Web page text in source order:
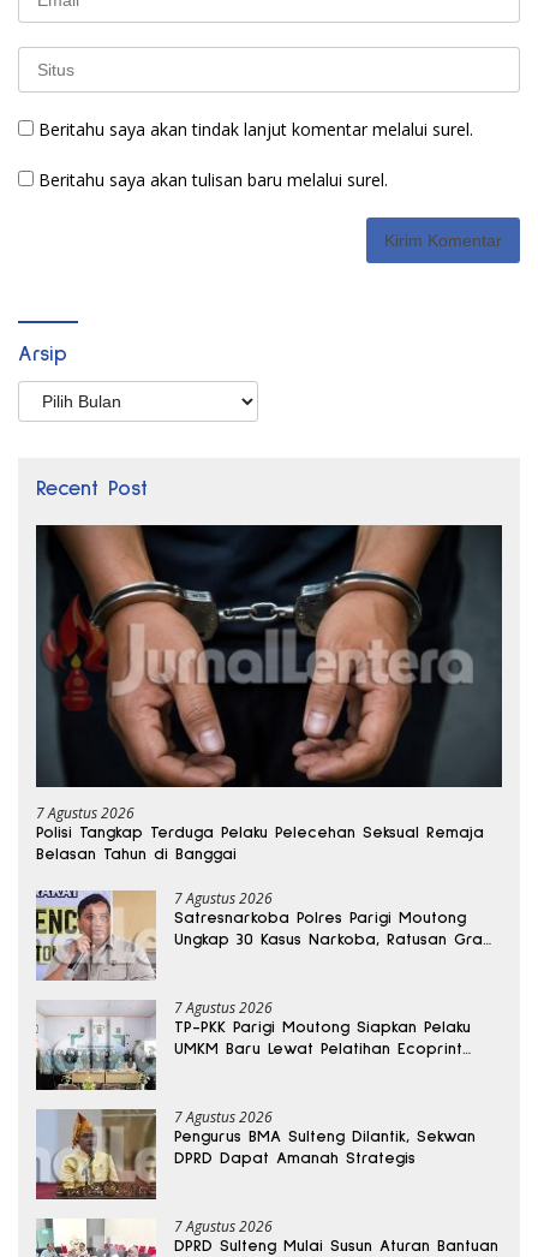
Beritahu saya akan tindak lanjut komentar melalui surel.
Beritahu saya akan tulisan baru melalui surel.
Arsip
Arsip
Recent Post
7 Agustus 2026
Polisi Tangkap Terduga Pelaku Pelecehan Seksual Remaja
Belasan Tahun di Banggai
7 Agustus 2026
Satresnarkoba Polres Parigi Moutong
Ungkap 30 Kasus Narkoba, Ratusan Gram
7 Agustus 2026
TP-PKK Parigi Moutong Siapkan Pelaku
UMKM Baru Lewat Pelatihan Ecoprint
7 Agustus 2026
Pengurus BMA Sulteng Dilantik, Sekwan
DPRD Dapat Amanah Strategis
7 Agustus 2026
DPRD Sulteng Mulai Susun Aturan Bantuan